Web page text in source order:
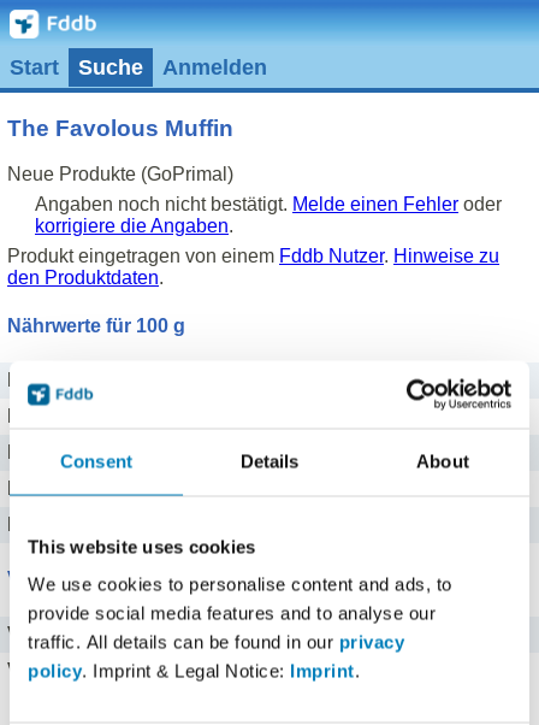
Consent Details About
This website uses cookies
We use cookies to personalise content and ads, to
provide social media features and to analyse our
traffic. All details can be found in our privacy
policy. Imprint & Legal Notice: Imprint.
Start Suche Anmelden
The Favolous Muffin
Neue Produkte (GoPrimal)
Angaben noch nicht bestätigt. Melde einen Fehler oder
korrigiere die Angaben.
Produkt eingetragen von einem Fddb Nutzer. Hinweise zu
den Produktdaten.
Nährwerte für 100 g
Brennwert
Protein
8,2 g g
Vitamine
Vitamin C
0 mg
Vitamin A
0 mg